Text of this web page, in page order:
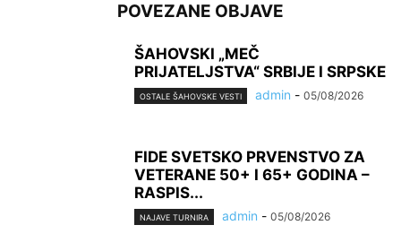
POVEZANE OBJAVE
ŠAHOVSKI „MEČ
PRIJATELJSTVA“ SRBIJE I SRPSKE
OSTALE ŠAHOVSKE VESTI admin - 05/08/2026
FIDE SVETSKO PRVENSTVO ZA
VETERANE 50+ I 65+ GODINA –
RASPIS...
NAJAVE TURNIRA admin - 05/08/2026